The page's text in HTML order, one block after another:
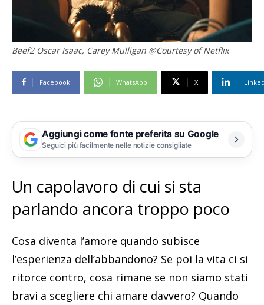
Beef2 Oscar Isaac, Carey Mulligan @Courtesy of Netflix
Facebook WhatsApp X
Aggiungi come fonte preferita su Google
Seguici più facilmente nelle notizie consigliate
Un capolavoro di cui si sta
parlando ancora troppo poco
Cosa diventa l’amore quando subisce
l’esperienza dell’abbandono? Se poi la vita ci si
ritorce contro, cosa rimane se non siamo stati
bravi a scegliere chi amare davvero? Quando